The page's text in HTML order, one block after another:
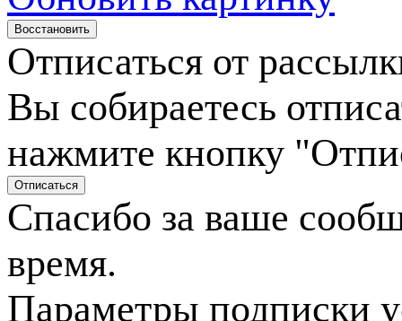
Отписаться от
Вы собираетесь
нажмите кнопку
Спасибо за ваше
время.
Параметры подписки